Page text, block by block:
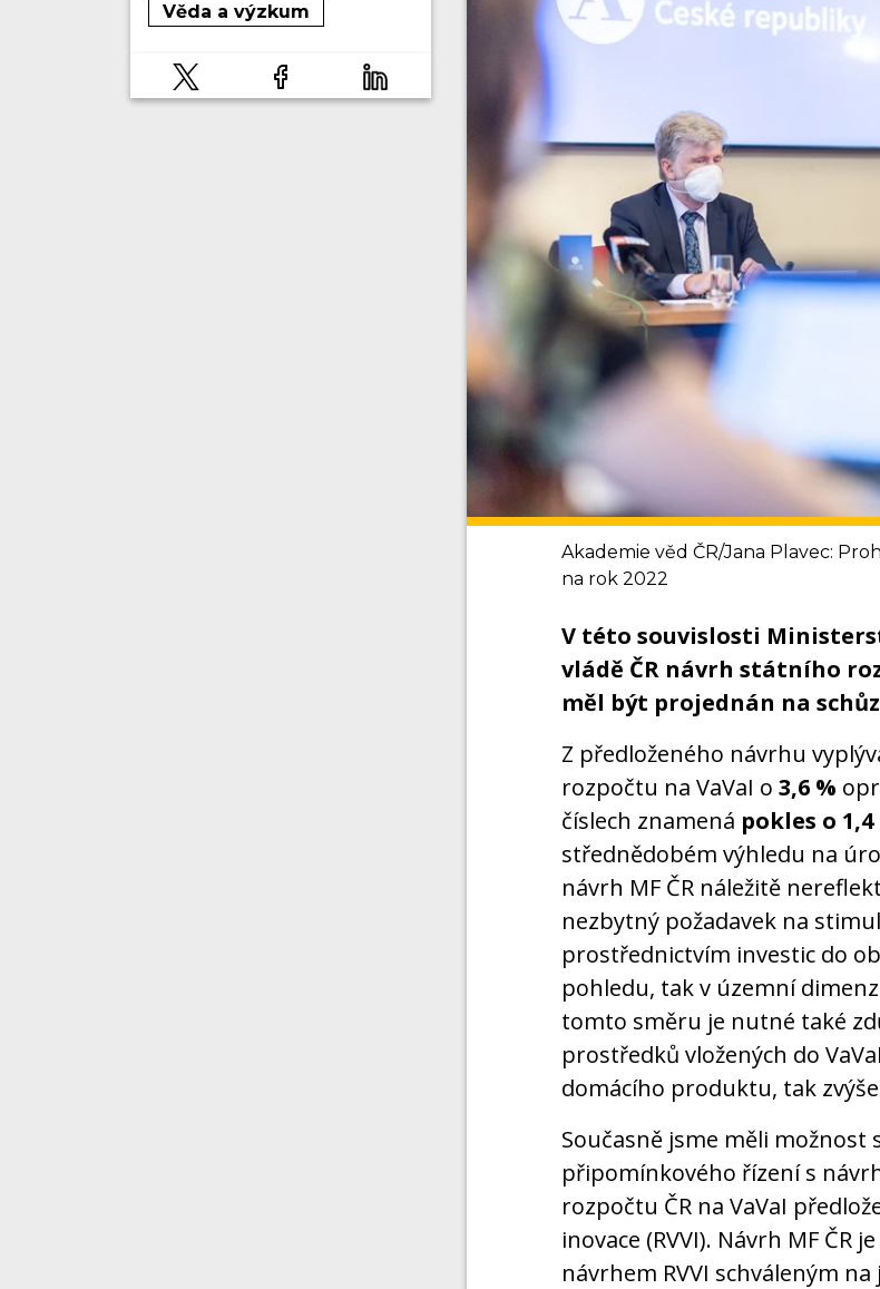
Věda a výzkum
Akademie věd ČR/Jana Plavec:
na rok 2022
V této souvislosti
vládě ČR návrh státního
měl být projednán na
Z předloženého návrhu
rozpočtu na VaVaI o 3,6 %
číslech znamená pokles o 1,4
střednědobém výhledu na
návrh MF ČR náležitě
nezbytný požadavek na
prostřednictvím investic do
pohledu, tak v územní
tomto směru je nutné také
prostředků vložených do
domácího produktu, tak
Současně jsme měli
připomínkového řízení s
rozpočtu ČR na VaVaI
inovace (RVVI). Návrh MF
návrhem RVVI schváleným